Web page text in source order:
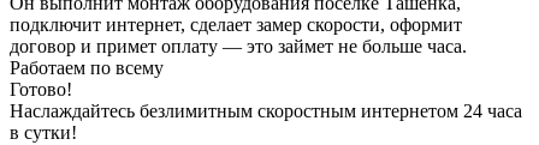
подключит интернет, сделает замер скорости, оформит
договор и примет оплату — это займет не больше часа.
Работаем по всему
Готово!
Наслаждайтесь безлимитным скоростным интернетом 24 часа
в сутки!